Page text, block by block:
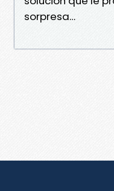
sorpresa…